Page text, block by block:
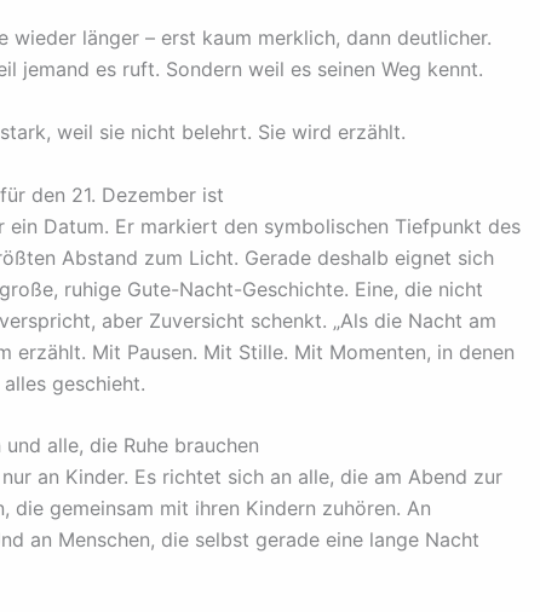
wieder länger – erst kaum merklich, dann deutlicher.
jemand es ruft. Sondern weil es seinen Weg kennt.
weil sie nicht belehrt. Sie wird erzählt.
den 21. Dezember ist
ein Datum. Er markiert den symbolischen Tiefpunkt des
Abstand zum Licht. Gerade deshalb eignet sich
ruhige Gute-Nacht-Geschichte. Eine, die nicht
aber Zuversicht schenkt. „Als die Nacht am
erzählt. Mit Pausen. Mit Stille. Mit Momenten, in denen
geschieht.
alle, die Ruhe brauchen
an Kinder. Es richtet sich an alle, die am Abend zur
die gemeinsam mit ihren Kindern zuhören. An
an Menschen, die selbst gerade eine lange Nacht